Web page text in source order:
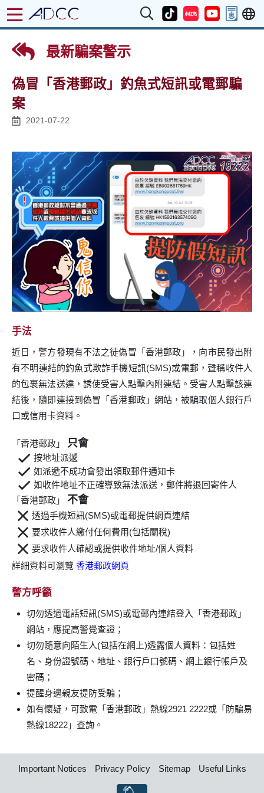
最新騙案警示
偽冒「香港郵政」釣魚式短訊或電郵騙
案
2021-07-22
手法
近日，警方發現有不法之徒偽冒「香港郵政」，向市民發出附
有不明連結的釣魚式欺詐手機短訊(SMS)或電郵，聲稱收件人
的包裹無法送達，誘使受害人點擊內附連結。受害人點擊該連
結後，隨即連接到偽冒「香港郵政」網站，被騙取個人銀行戶
口或信用卡資料。
「香港郵政」 只會
按地址派遞
如派遞不成功會發出領取郵件通知卡
如收件地址不正確導致無法派送，郵件將退回寄件人
「香港郵政」 不會
透過手機短訊(SMS)或電郵提供網頁連結
要求收件人繳付任何費用(包括關稅)
要求收件人確認或提供收件地址/個人資料
詳細資料可瀏覽 香港郵政網頁
警方呼籲
切勿透過電話短訊(SMS)或電郵內連結登入「香港郵政」
網站，應提高警覺查證；
切勿隨意向陌生人(包括在網上)透露個人資料：包括姓
名、身份證號碼、地址、銀行戶口號碼、網上銀行帳戶及
密碼；
提醒身邊親友提防受騙；
如有懷疑，可致電「香港郵政」熱線2921 2222或「防騙易
熱線18222」查詢。
Important Notices Privacy Policy Sitemap Useful Links